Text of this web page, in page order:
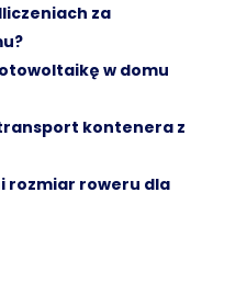
za
w domu
kontenera z
rozmiar roweru dla